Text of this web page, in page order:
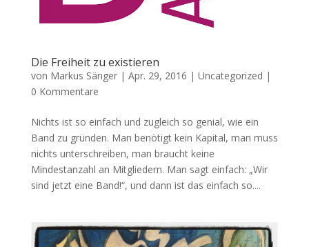
Die Freiheit zu existieren
von Markus Sänger| Apr. 29, 2016 | Uncategorized |
0 Kommentare
Nichts ist so einfach und zugleich so genial, wie ein
Band zu gründen. Man benötigt kein Kapital, man muss
nichts unterschreiben, man braucht keine
Mindestanzahl an Mitgliedern. Man sagt einfach: „Wir
sind jetzt eine Band!“, und dann ist das einfach so....